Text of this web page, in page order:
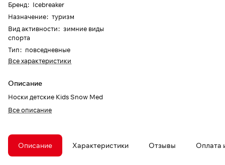
Бренд: Icebreaker
Назначение: туризм
Вид активности: зимние виды
спорта
Тип: повседневные
Все характеристики
Описание
Носки детские Kids Snow Med
Все описание
Описание Характеристики Отзывы Оплата